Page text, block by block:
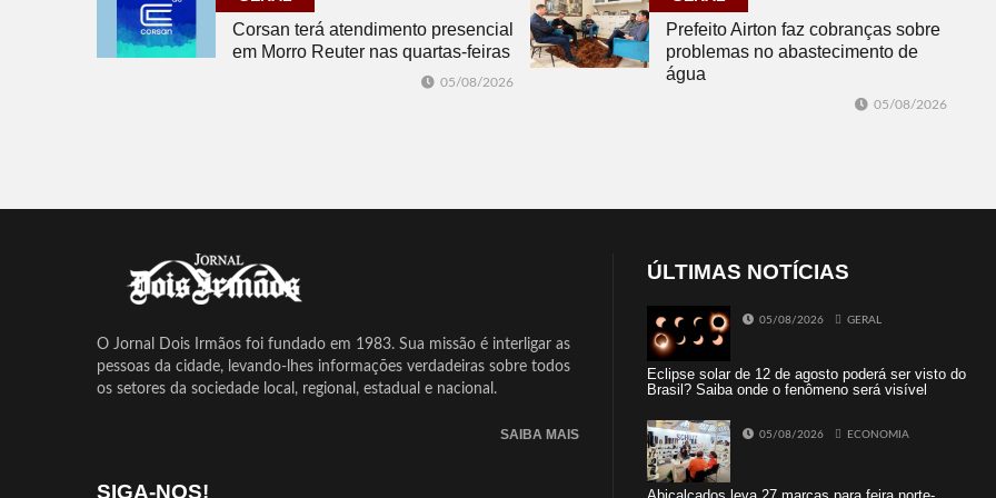
Corsan terá atendimento presencial
em Morro Reuter nas quartas-feiras
05/08/2026
Prefeito Airton faz cobranças sobre
problemas no abastecimento de
água
05/08/2026
O Jornal Dois Irmãos foi fundado em 1983. Sua missão é interligar as
pessoas da cidade, levando-lhes informações verdadeiras sobre todos
os setores da sociedade local, regional, estadual e nacional.
SAIBA MAIS
SIGA-NOS!
ÚLTIMAS NOTÍCIAS
05/08/2026 GERAL
Eclipse solar de 12 de agosto poderá ser visto do
Brasil? Saiba onde o fenômeno será visível
05/08/2026 ECONOMIA